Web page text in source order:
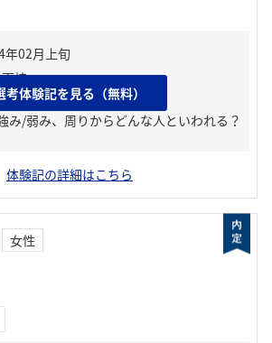
み/弱み、周りからどんな人といわれる？
考体験記を見る（無料）
体験記の詳細はこちら
女性